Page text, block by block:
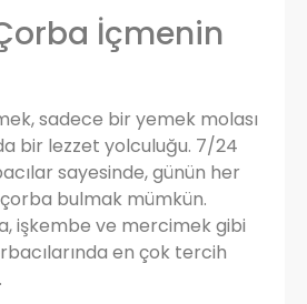
İçmenin
sadece bir yemek molası
bir lezzet yolculuğu. 7/24
sayesinde, günün her
bulmak mümkün.
işkembe ve mercimek gibi
en çok tercih